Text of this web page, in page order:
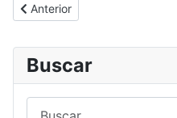
Artículo anterior: Encuentro
Anterior
Buscar